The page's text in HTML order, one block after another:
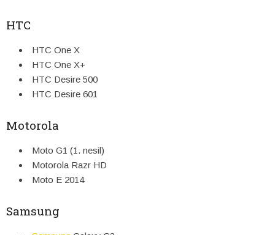
HTC
HTC One X
HTC One X+
HTC Desire 500
HTC Desire 601
Motorola
Moto G1 (1. nesil)
Motorola Razr HD
Moto E 2014
Samsung